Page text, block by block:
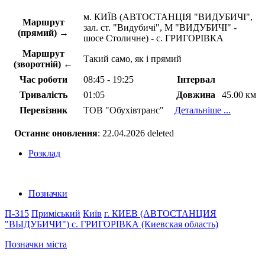
Маршрут
(прямий) →
м. КИЇВ (АВТОСТАНЦІЯ "ВИДУБИЧІ",
зал. ст. "Видубичі", М "ВИДУБИЧІ" -
шосе Столичне) - с. ГРИГОРІВКА
Маршрут
(зворотній) ←
Такий само, як і прямий
Час роботи 08:45 - 19:25
Інтервал
Тривалість
01:05 Довжина
45.00 км
Перевізник
ТОВ "Обухівтранс" Детальніше ...
Останнє оновлення: 22.04.2026 deleted
Розклад
Позначки
П-315 Приміський Київ г. КИЕВ (АВТОСТАНЦИЯ
"ВЫДУБИЧИ") с. ГРИГОРІВКА (Киевская область)
Позначки міста